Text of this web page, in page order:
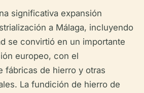
significativa expansión
a Málaga, incluyendo
se convirtió en un importante
europeo, con el
fábricas de hierro y otras
La fundición de hierro de